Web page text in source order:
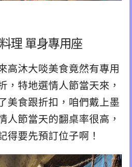
理 單身專用座
高沐大啖美食竟然有專用
，特地選情人節當天來，
美食跟折扣，咱們戴上墨
人節當天的翻桌率很高，
得要先預訂位子啊！